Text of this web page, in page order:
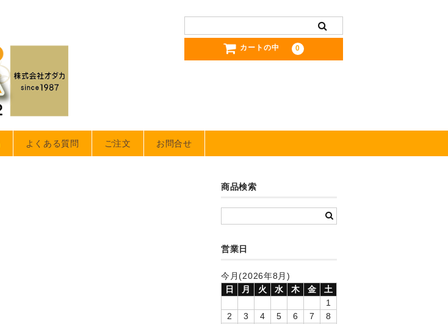
カートの中 0
よくある質問 ご注文 お問合せ
商品検索
営業日
今月(2026年8月)
日
月 火 水 木 金
土
1
2
3 4 5 6 7
8